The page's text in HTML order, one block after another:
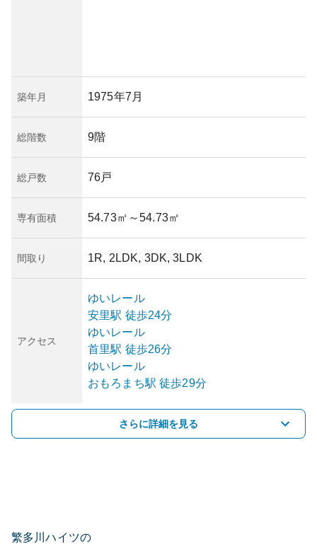
築年月 1975年7月
総階数 9階
総戸数 76戸
専有面積 54.73㎡ ～54.73㎡
間取り 1R, 2LDK, 3DK, 3LDK
アクセス
ゆいレール
安里駅 徒歩24分
ゆいレール
首里駅 徒歩26分
ゆいレール
おもろまち駅 徒歩29分
さらに詳細を見る
繁多川ハイツの